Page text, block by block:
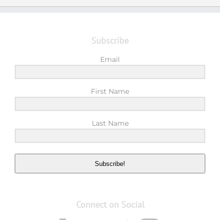
Subscribe
Email
First Name
Last Name
Subscribe!
Connect on Social